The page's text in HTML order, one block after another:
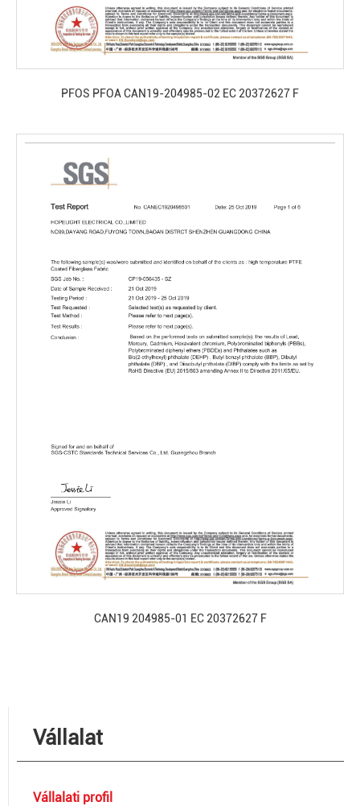
PFOS PFOA CAN19-204985-02 EC 20372627 F
CAN19 204985-01 EC 20372627 F
Vállalat
Vállalati profil